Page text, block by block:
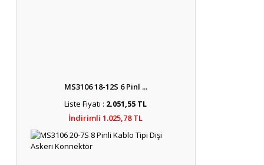
MS3106 18-12S 6 Pinl ...
Liste Fiyatı : 2.051,55 TL
İndirimli 1.025,78 TL